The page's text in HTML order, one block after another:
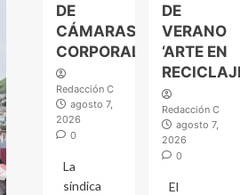
DE
CÁMARAS
CORPORALES
Redacción C
agosto 7,
2026
0
La
síndica
DE
VERANO
‘ARTE EN
Redacción C
agosto 7,
2026
0
El